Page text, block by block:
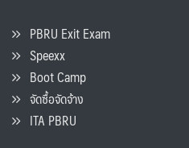
PBRU Exit Exam
Speexx
Boot Camp
จัดซื้อจัดจ้าง
ITA PBRU